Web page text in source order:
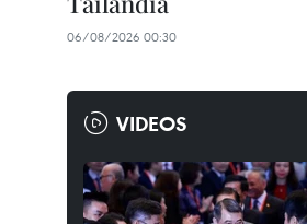
06/08/2026 00:30
VIDEOS